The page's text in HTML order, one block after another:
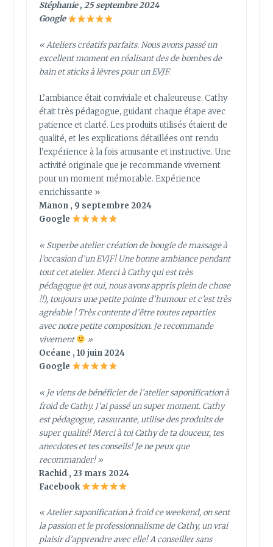
Stéphanie , 25 septembre 2024
Google
« Ateliers créatifs parfaits. Nous avons passé un
excellent moment en réalisant des de bombes de
bain et sticks à lèvres pour un EVJF.
L’ambiance était conviviale et chaleureuse. Cathy
était très pédagogue, guidant chaque étape avec
patience et clarté. Les produits utilisés étaient de
qualité, et les explications détaillées ont rendu
l’expérience à la fois amusante et instructive. Une
activité originale que je recommande vivement
pour un moment mémorable. Expérience
enrichissante »
Manon , 9 septembre 2024
Google
« Superbe atelier création de bougie de massage à
l’occasion d’un EVJF! Une bonne ambiance pendant
tout cet atelier. Merci à Cathy qui est très
pédagogue (et oui, nous avons appris plein de chose
!!), toujours une petite pointe d’humour et c’est très
agréable ! Très contente d’être toutes reparties
avec notre petite composition. Je recommande
vivement
»
Océane , 10 juin 2024
Google
« Je viens de bénéficier de l’atelier saponification à
froid de Cathy. J’ai passé un super moment. Cathy
est pédagogue, rassurante, utilise des produits de
super qualité! Merci à toi Cathy de ta douceur, tes
anecdotes et tes conseils! Je ne peux que
recommander! »
Rachid , 23 mars 2024
Facebook
« Atelier saponification à froid ce weekend, on sent
la passion et le professionnalisme de Cathy, un vrai
plaisir d’apprendre avec elle! A conseiller sans